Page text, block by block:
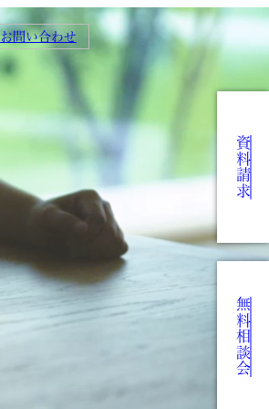
お問い合わせ
資料請求
無料相談会